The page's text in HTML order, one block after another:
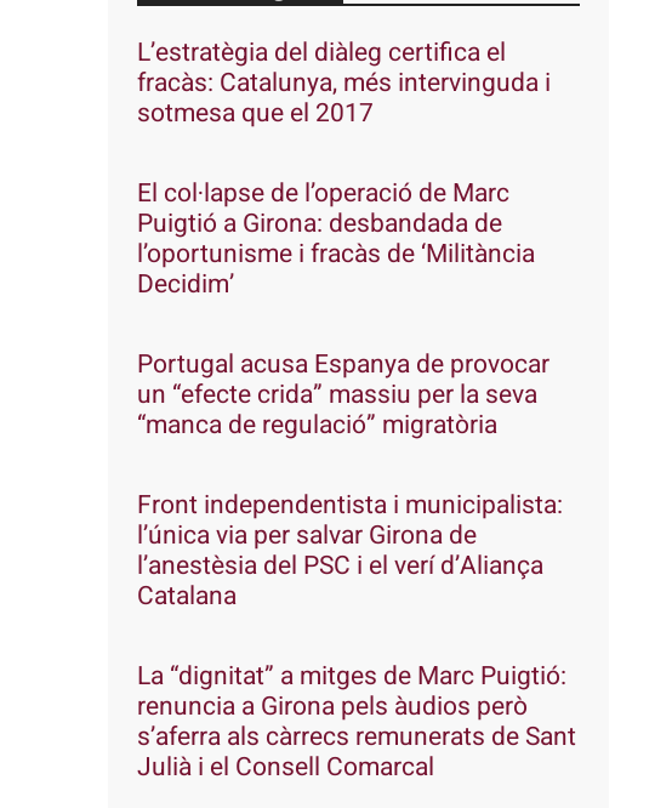
L’estratègia del diàleg certifica el
fracàs: Catalunya, més intervinguda i
sotmesa que el 2017
El col·lapse de l’operació de Marc
Puigtió a Girona: desbandada de
l’oportunisme i fracàs de ‘Militància
Decidim’
Portugal acusa Espanya de provocar
un “efecte crida” massiu per la seva
“manca de regulació” migratòria
Front independentista i municipalista:
l’única via per salvar Girona de
l’anestèsia del PSC i el verí d’Aliança
Catalana
La “dignitat” a mitges de Marc Puigtió:
renuncia a Girona pels àudios però
s’aferra als càrrecs remunerats de Sant
Julià i el Consell Comarcal